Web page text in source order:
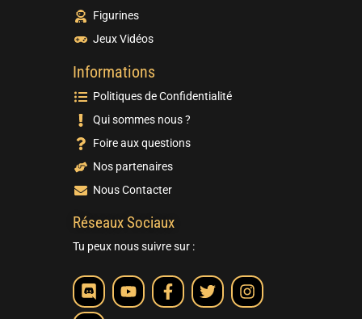
Figurines
Jeux Vidéos
Informations
Politiques de Confidentialité
Qui sommes nous ?
Foire aux questions
Nos partenaires
Nous Contacter
Réseaux Sociaux
Tu peux nous suivre sur :